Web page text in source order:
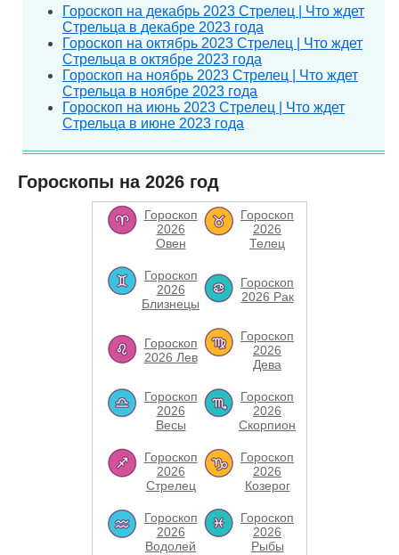
Гороскоп на декабрь 2023 Стрелец | Что ждет
Стрельца в декабре 2023 года
Гороскоп на октябрь 2023 Стрелец | Что ждет
Стрельца в октябре 2023 года
Гороскоп на ноябрь 2023 Стрелец | Что ждет
Стрельца в ноябре 2023 года
Гороскоп на июнь 2023 Стрелец | Что ждет
Стрельца в июне 2023 года
Гороскопы на 2026 год
Гороскоп
2026
Овен
Гороскоп
2026
Телец
Гороскоп
2026
Близнецы
Гороскоп
2026 Рак
Гороскоп
2026 Лев
Гороскоп
2026
Дева
Гороскоп
2026
Весы
Гороскоп
2026
Скорпион
Гороскоп
2026
Стрелец
Гороскоп
2026
Козерог
Гороскоп
2026
Водолей
Гороскоп
2026
Рыбы